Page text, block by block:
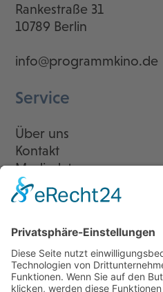
Rankestraße 31
10789 Berlin
info@programmkino.de
Service
Über uns
Kontakt
Mediadaten
Newsletter
LogIn
Legal
Impressum